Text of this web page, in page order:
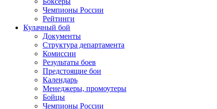
Чемпионы России
Рейтинги
Кулачный бой
Документы
Структура департамента
Комиссии
Результаты боев
Предстоящие бои
Календарь
Менеджеры, промоутеры
Бойцы
Чемпионы России